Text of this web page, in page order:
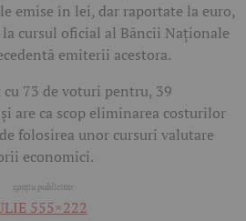
emise în lei, dar raportate la euro,
cursul oficial al Băncii Naționale
emiterii acestora.
73 de voturi pentru, 39
are ca scop eliminarea costurilor
folosirea unor cursuri valutare
economici.